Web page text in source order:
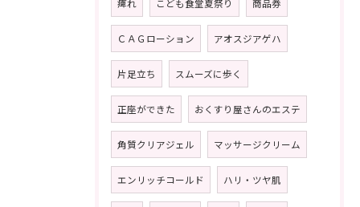
痺れ こども食堂夏祭り 商品券
ＣＡＧローション アオスジアゲハ
片足立ち スムーズに歩く
正座ができた おくすり屋さんのエステ
角質クリアジェル マッサージクリーム
エンリッチコールド ハリ・ツヤ肌